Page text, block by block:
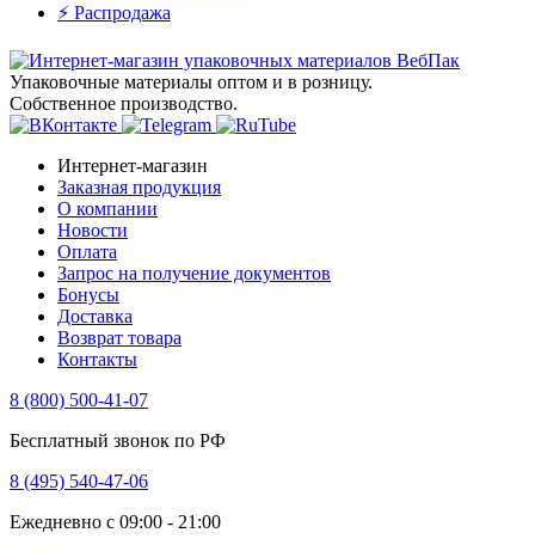
⚡️ Распродажа
Упаковочные материалы оптом и в розницу.
Собственное производство.
Интернет-магазин
Заказная продукция
О компании
Новости
Оплата
Запрос на получение документов
Бонусы
Доставка
Возврат товара
Контакты
8 (800) 500-41-07
Бесплатный звонок по РФ
8 (495) 540-47-06
Ежедневно с 09:00 - 21:00